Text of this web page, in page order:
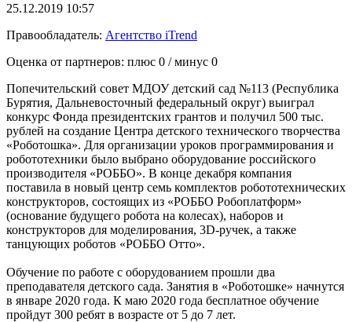
25.12.2019 10:57
Правообладатель: Агентство iTrend
Оценка от партнеров: плюс 0 / минус 0
Попечительский совет МДОУ детский сад №113 (Республика
Бурятия, Дальневосточный федеральный округ) выиграл
конкурс Фонда президентских грантов и получил 500 тыс.
рублей на создание Центра детского технического творчества
«Роботошка». Для организации уроков программирования и
робототехники было выбрано оборудование российского
производителя «РОББО». В конце декабря компания
поставила в новый центр семь комплектов робототехнических
конструкторов, состоящих из «РОББО Робоплатформ»
(основание будущего робота на колесах), наборов и
конструкторов для моделирования, 3D-ручек, а также
танцующих роботов «РОББО Отто».
Обучение по работе с оборудованием прошли два
преподавателя детского сада. Занятия в «Роботошке» начнутся
в январе 2020 года. К маю 2020 года бесплатное обучение
пройдут 300 ребят в возрасте от 5 до 7 лет.